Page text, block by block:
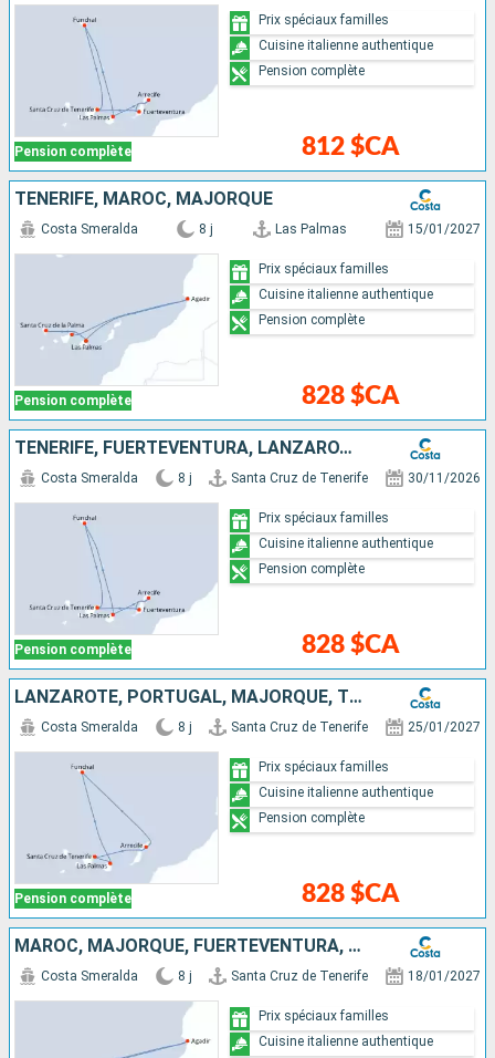
Pension complète 812 $CA
Prix spéciaux familles
Cuisine italienne authentique
Pension complète
TENERIFE, MAROC, MAJORQUE
Pension complète
Costa Smeralda 8 j Las Palmas 15/01/2027
828 $CA
Prix spéciaux familles
Cuisine italienne authentique
Pension complète
TENERIFE, FUERTEVENTURA, LANZAROTE, MAJORQUE, PORTUGAL
Pension complète
Costa Smeralda 8 j Santa Cruz de Tenerife 30/11/2026
828 $CA
Prix spéciaux familles
Cuisine italienne authentique
Pension complète
LANZAROTE, PORTUGAL, MAJORQUE, TENERIFE
Pension complète
Costa Smeralda 8 j Santa Cruz de Tenerife 25/01/2027
828 $CA
Prix spéciaux familles
Cuisine italienne authentique
Pension complète
MAROC, MAJORQUE, FUERTEVENTURA, TENERIFE
Costa Smeralda 8 j Santa Cruz de Tenerife 18/01/2027
Prix spéciaux familles
Cuisine italienne authentique